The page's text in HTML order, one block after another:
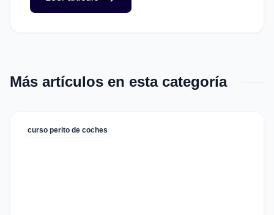
especializados...
Más artículos en esta categoría
curso perito de coches